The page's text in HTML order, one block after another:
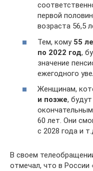
первой
возраста 56,5
Тем, кому 55
по 2022 год,
значение
ежегодного
Женщинам,
и позже,
60 лет. Они
с 2028 года и
В своем
отмечал, что в